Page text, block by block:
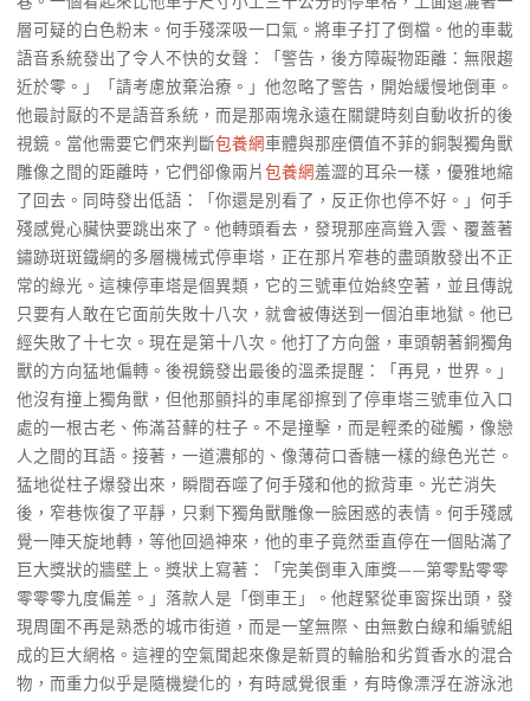
層可疑的白色粉末。何手殘深吸一口氣。將車子打了倒檔。他的車載
語音系統發出了令人不快的女聲：「警告，後方障礙物距離：無限趨
近於零。」「請考慮放棄治療。」他忽略了警告，開始緩慢地倒車。
他最討厭的不是語音系統，而是那兩塊永遠在關鍵時刻自動收折的後
視鏡。當他需要它們來判斷包養網車體與那座價值不菲的銅製獨角獸
雕像之間的距離時，它們卻像兩片包養網羞澀的耳朵一樣，優雅地縮
了回去。同時發出低語：「你還是別看了，反正你也停不好。」何手
殘感覺心臟快要跳出來了。他轉頭看去，發現那座高聳入雲、覆蓋著
鏽跡斑斑鐵網的多層機械式停車塔，正在那片窄巷的盡頭散發出不正
常的綠光。這棟停車塔是個異類，它的三號車位始終空著，並且傳說
只要有人敢在它面前失敗十八次，就會被傳送到一個泊車地獄。他已
經失敗了十七次。現在是第十八次。他打了方向盤，車頭朝著銅獨角
獸的方向猛地偏轉。後視鏡發出最後的溫柔提醒：「再見，世界。」
他沒有撞上獨角獸，但他那顫抖的車尾卻擦到了停車塔三號車位入口
處的一根古老、佈滿苔蘚的柱子。不是撞擊，而是輕柔的碰觸，像戀
人之間的耳語。接著，一道濃郁的、像薄荷口香糖一樣的綠色光芒。
猛地從柱子爆發出來，瞬間吞噬了何手殘和他的掀背車。光芒消失
後，窄巷恢復了平靜，只剩下獨角獸雕像一臉困惑的表情。何手殘感
覺一陣天旋地轉，等他回過神來，他的車子竟然垂直停在一個貼滿了
巨大獎狀的牆壁上。獎狀上寫著：「完美倒車入庫獎——第零點零零
零零零九度偏差。」落款人是「倒車王」。他趕緊從車窗探出頭，發
現周圍不再是熟悉的城市街道，而是一望無際、由無數白線和編號組
成的巨大網格。這裡的空氣聞起來像是新買的輪胎和劣質香水的混合
物，而重力似乎是隨機變化的，有時感覺很重，有時像漂浮在游泳池